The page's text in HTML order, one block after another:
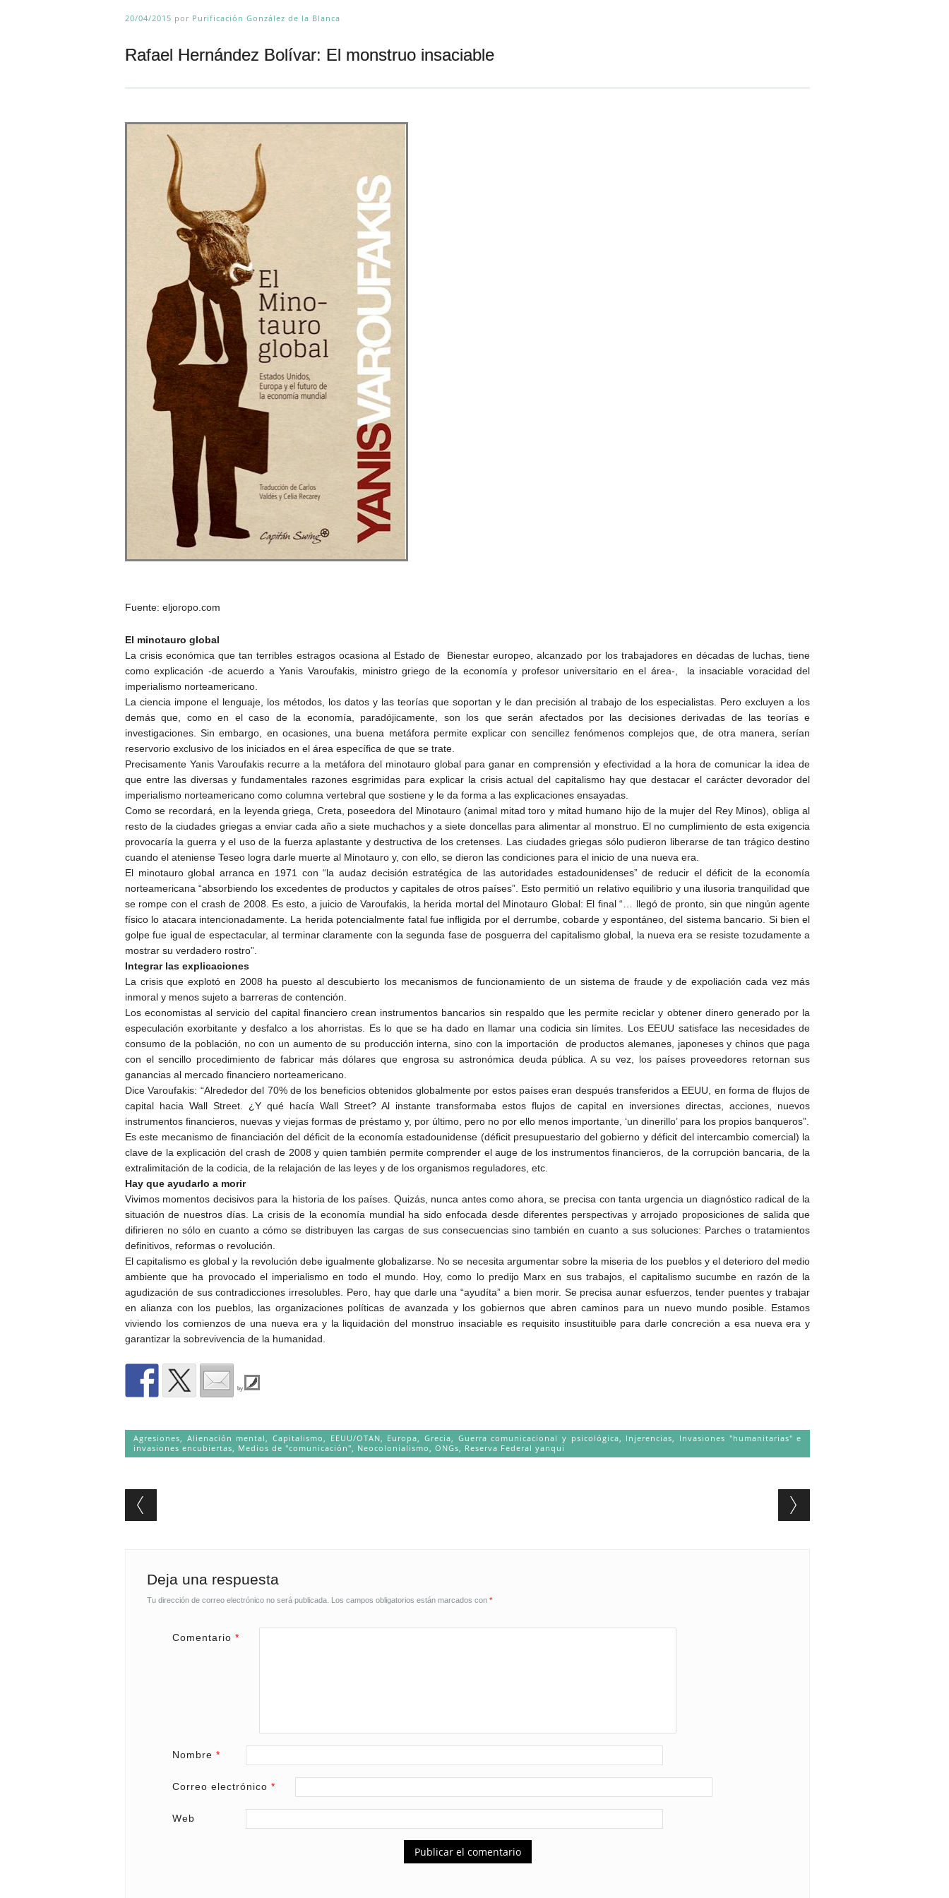
20/04/2015 por Purificación González de la Blanca
Rafael Hernández Bolívar: El monstruo insaciable
Fuente: eljoropo.com
El minotauro global
La crisis económica que tan terribles estragos ocasiona al Estado de Bienestar europeo, alcanzado por los trabajadores en décadas de luchas, tiene
como explicación -de acuerdo a Yanis Varoufakis, ministro griego de la economía y profesor universitario en el área-, la insaciable voracidad del
imperialismo norteamericano.
La ciencia impone el lenguaje, los métodos, los datos y las teorías que soportan y le dan precisión al trabajo de los especialistas. Pero excluyen a los
demás que, como en el caso de la economía, paradójicamente, son los que serán afectados por las decisiones derivadas de las teorías e
investigaciones. Sin embargo, en ocasiones, una buena metáfora permite explicar con sencillez fenómenos complejos que, de otra manera, serían
reservorio exclusivo de los iniciados en el área específica de que se trate.
Precisamente Yanis Varoufakis recurre a la metáfora del minotauro global para ganar en comprensión y efectividad a la hora de comunicar la idea de
que entre las diversas y fundamentales razones esgrimidas para explicar la crisis actual del capitalismo hay que destacar el carácter devorador del
imperialismo norteamericano como columna vertebral que sostiene y le da forma a las explicaciones ensayadas.
Como se recordará, en la leyenda griega, Creta, poseedora del Minotauro (animal mitad toro y mitad humano hijo de la mujer del Rey Minos), obliga al
resto de la ciudades griegas a enviar cada año a siete muchachos y a siete doncellas para alimentar al monstruo. El no cumplimiento de esta exigencia
provocaría la guerra y el uso de la fuerza aplastante y destructiva de los cretenses. Las ciudades griegas sólo pudieron liberarse de tan trágico destino
cuando el ateniense Teseo logra darle muerte al Minotauro y, con ello, se dieron las condiciones para el inicio de una nueva era.
El minotauro global arranca en 1971 con “la audaz decisión estratégica de las autoridades estadounidenses” de reducir el déficit de la economía
norteamericana “absorbiendo los excedentes de productos y capitales de otros países”. Esto permitió un relativo equilibrio y una ilusoria tranquilidad que
se rompe con el crash de 2008. Es esto, a juicio de Varoufakis, la herida mortal del Minotauro Global: El final “… llegó de pronto, sin que ningún agente
físico lo atacara intencionadamente. La herida potencialmente fatal fue infligida por el derrumbe, cobarde y espontáneo, del sistema bancario. Si bien el
golpe fue igual de espectacular, al terminar claramente con la segunda fase de posguerra del capitalismo global, la nueva era se resiste tozudamente a
mostrar su verdadero rostro”.
Integrar las explicaciones
La crisis que explotó en 2008 ha puesto al descubierto los mecanismos de funcionamiento de un sistema de fraude y de expoliación cada vez más
inmoral y menos sujeto a barreras de contención.
Los economistas al servicio del capital financiero crean instrumentos bancarios sin respaldo que les permite reciclar y obtener dinero generado por la
especulación exorbitante y desfalco a los ahorristas. Es lo que se ha dado en llamar una codicia sin límites. Los EEUU satisface las necesidades de
consumo de la población, no con un aumento de su producción interna, sino con la importación de productos alemanes, japoneses y chinos que paga
con el sencillo procedimiento de fabricar más dólares que engrosa su astronómica deuda pública. A su vez, los países proveedores retornan sus
ganancias al mercado financiero norteamericano.
Dice Varoufakis: “Alrededor del 70% de los beneficios obtenidos globalmente por estos países eran después transferidos a EEUU, en forma de flujos de
capital hacia Wall Street. ¿Y qué hacía Wall Street? Al instante transformaba estos flujos de capital en inversiones directas, acciones, nuevos
instrumentos financieros, nuevas y viejas formas de préstamo y, por último, pero no por ello menos importante, ‘un dinerillo’ para los propios banqueros”.
Es este mecanismo de financiación del déficit de la economía estadounidense (déficit presupuestario del gobierno y déficit del intercambio comercial) la
clave de la explicación del crash de 2008 y quien también permite comprender el auge de los instrumentos financieros, de la corrupción bancaria, de la
extralimitación de la codicia, de la relajación de las leyes y de los organismos reguladores, etc.
Hay que ayudarlo a morir
Vivimos momentos decisivos para la historia de los países. Quizás, nunca antes como ahora, se precisa con tanta urgencia un diagnóstico radical de la
situación de nuestros días. La crisis de la economía mundial ha sido enfocada desde diferentes perspectivas y arrojado proposiciones de salida que
difirieren no sólo en cuanto a cómo se distribuyen las cargas de sus consecuencias sino también en cuanto a sus soluciones: Parches o tratamientos
definitivos, reformas o revolución.
El capitalismo es global y la revolución debe igualmente globalizarse. No se necesita argumentar sobre la miseria de los pueblos y el deterioro del medio
ambiente que ha provocado el imperialismo en todo el mundo. Hoy, como lo predijo Marx en sus trabajos, el capitalismo sucumbe en razón de la
agudización de sus contradicciones irresolubles. Pero, hay que darle una “ayudíta” a bien morir. Se precisa aunar esfuerzos, tender puentes y trabajar
en alianza con los pueblos, las organizaciones políticas de avanzada y los gobiernos que abren caminos para un nuevo mundo posible. Estamos
viviendo los comienzos de una nueva era y la liquidación del monstruo insaciable es requisito insustituible para darle concreción a esa nueva era y
garantizar la sobrevivencia de la humanidad.
by
Agresiones Alienación mental Capitalismo EEUU/OTAN Europa Grecia Guerra comunicacional y psicológica Injerencias
Invasiones "humanitarias" e
invasiones encubiertas
Medios de "comunicación" Neocolonialismo ONGs Reserva Federal yanqui
Post navigation
Deja una respuesta
Tu dirección de correo electrónico no será publicada. Los campos obligatorios están marcados con *
Comentario*
Nombre*
Correo electrónico*
Web